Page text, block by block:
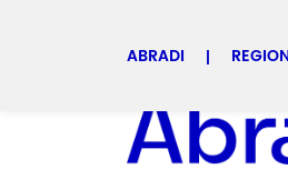
ABRADI
Selecione uma regional